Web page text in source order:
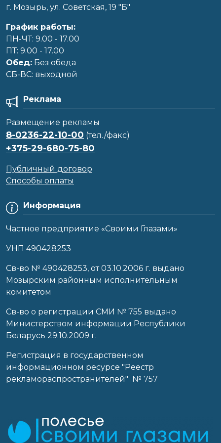
г. Мозырь, ул. Советская, 19 "Б"
График работы:
ПН-ЧТ: 9.00 - 17.00
ПТ: 9.00 - 17.00
Обед: Без обеда
CБ-ВС: выходной
Информация
Частное предприятие «Своими Глазами»
УНП 490428253
Cв-во № 490428253, от 03.10.2006 г. выдано
Мозырским районным исполнительным
комитетом
Св-во о регистрации СМИ № 755 выдано
Министерством информации Республики
Беларусь 29.10.2009 г.
Регистрация в государственном
информационном ресурсе "Реестр
рекламораспространителей" № 757
Реклама
Размещение рекламы
8-0236-22-10-00 (тел./факс)
+375-29-680-75-80
Публичный договор
Способы оплаты